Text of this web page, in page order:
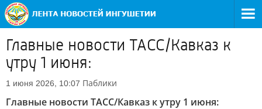
Главные новости ТАСС/Кавказ к
утру 1 июня:
1 июня 2026, 10:07 Паблики
Главные новости ТАСС/Кавказ к утру 1 июня: